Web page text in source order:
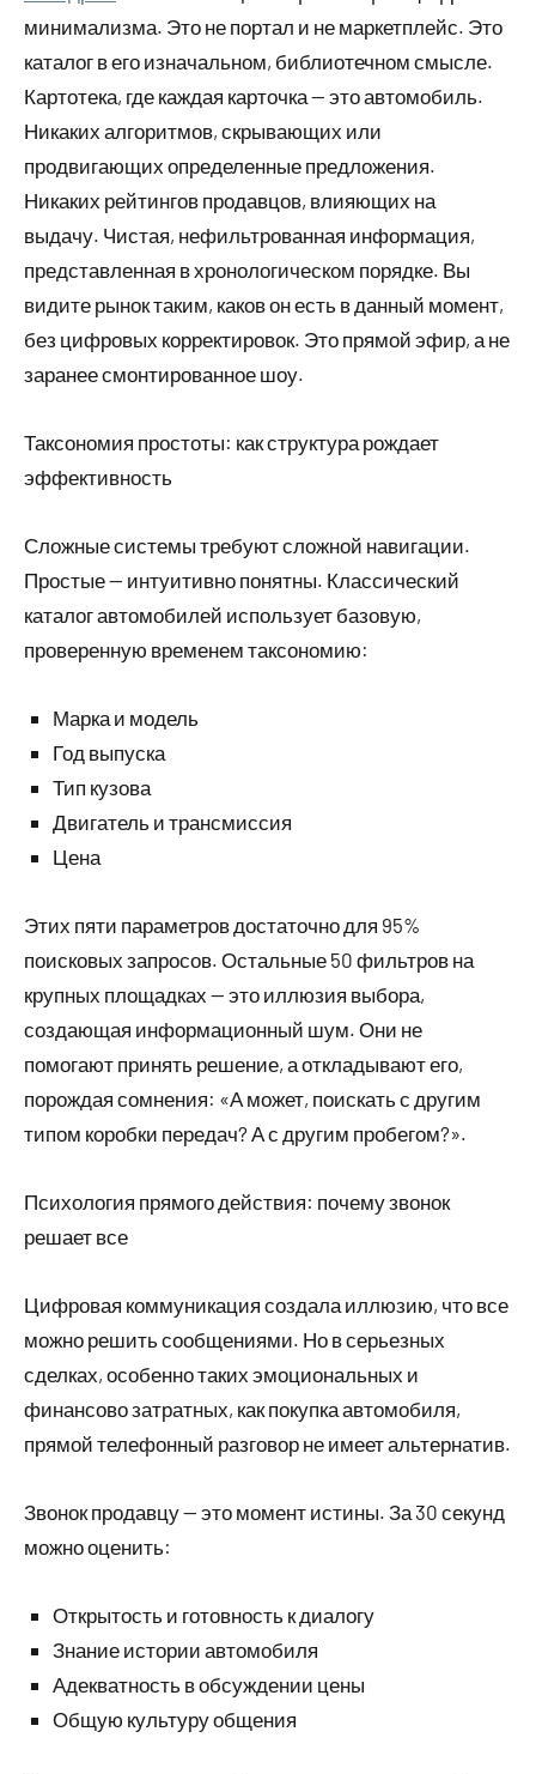
минимализма. Это не портал и не маркетплейс. Это
каталог в его изначальном, библиотечном смысле.
Картотека, где каждая карточка — это автомобиль.
Никаких алгоритмов, скрывающих или
продвигающих определенные предложения.
Никаких рейтингов продавцов, влияющих на
выдачу. Чистая, нефильтрованная информация,
представленная в хронологическом порядке. Вы
видите рынок таким, каков он есть в данный момент,
без цифровых корректировок. Это прямой эфир, а не
заранее смонтированное шоу.
Таксономия простоты: как структура рождает
эффективность
Сложные системы требуют сложной навигации.
Простые — интуитивно понятны. Классический
каталог автомобилей использует базовую,
проверенную временем таксономию:
Марка и модель
Год выпуска
Тип кузова
Двигатель и трансмиссия
Цена
Этих пяти параметров достаточно для 95%
поисковых запросов. Остальные 50 фильтров на
крупных площадках — это иллюзия выбора,
создающая информационный шум. Они не
помогают принять решение, а откладывают его,
порождая сомнения: «А может, поискать с другим
типом коробки передач? А с другим пробегом?».
Психология прямого действия: почему звонок
решает все
Цифровая коммуникация создала иллюзию, что все
можно решить сообщениями. Но в серьезных
сделках, особенно таких эмоциональных и
финансово затратных, как покупка автомобиля,
прямой телефонный разговор не имеет альтернатив.
Звонок продавцу — это момент истины. За 30 секунд
можно оценить:
Открытость и готовность к диалогу
Знание истории автомобиля
Адекватность в обсуждении цены
Общую культуру общения